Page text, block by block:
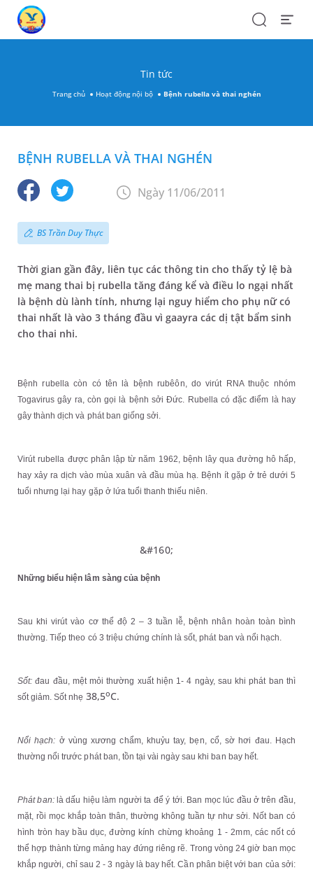
SearchOpen
Tin tức
Trang chủ Hoạt động nội bộ Bệnh rubella và thai nghén
BỆNH RUBELLA VÀ THAI NGHÉN
Ngày 11/06/2011
BS Trần Duy Thực
Thời gian gần đây, liên tục các thông tin cho thấy tỷ lệ bà
mẹ mang thai bị rubella tăng đáng kể và điều lo ngại nhất
là bệnh dù lành tính, nhưng lại nguy hiểm cho phụ nữ có
thai nhất là vào 3 tháng đầu vì gaayra các dị tật bẩm sinh
cho thai nhi.
Bệnh rubella còn có tên là bệnh rubêôn, do virút RNA thuộc nhóm
Togavirus gây ra, còn gọi là bệnh sởi Đức. Rubella có đặc điểm là hay
gây thành dịch và phát ban giống sởi.
Virút rubella được phân lập từ năm 1962, bệnh lây qua đường hô hấp,
hay xảy ra dịch vào mùa xuân và đầu mùa hạ. Bệnh ít gặp ở trẻ dưới 5
tuổi nhưng lại hay gặp ở lứa tuổi thanh thiếu niên.
&#160;
Những biểu hiện lâm sàng của bệnh
Sau khi virút vào cơ thể độ 2 – 3 tuần lễ, bệnh nhân hoàn toàn bình
thường. Tiếp theo có 3 triệu chứng chính là sốt, phát ban và nổi hạch.
Sốt:đau đầu, mệt mỏi thường xuất hiện 1- 4 ngày, sau khi phát ban thì
sốt giảm. Sốt nhẹ 38,5oC.
Nổi hạch: ở vùng xương chẩm, khuỷu tay, bẹn, cổ, sờ hơi đau. Hạch
thường nổi trước phát ban, tồn tại vài ngày sau khi ban bay hết.
Phát ban: là dấu hiệu làm người ta để ý tới. Ban mọc lúc đầu ở trên đầu,
mặt, rồi mọc khắp toàn thân, thường không tuần tự như sởi. Nốt ban có
hình tròn hay bầu dục, đường kính chừng khoảng 1 - 2mm, các nốt có
thể hợp thành từng mảng hay đứng riêng rẽ. Trong vòng 24 giờ ban mọc
khắp người, chỉ sau 2 - 3 ngày là bay hết. Cần phân biệt với ban của sởi: